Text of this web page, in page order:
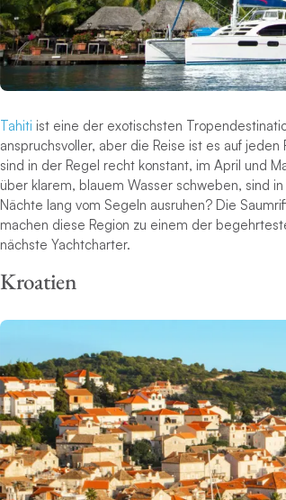
Tahiti ist eine der exotischsten
anspruchsvoller, aber die Reise ist es auf
sind in der Regel recht konstant, im April und
über klarem, blauem Wasser schweben, sind
Nächte lang vom Segeln ausruhen? Die
machen diese Region zu einem der
nächste Yachtcharter.
Kroatien